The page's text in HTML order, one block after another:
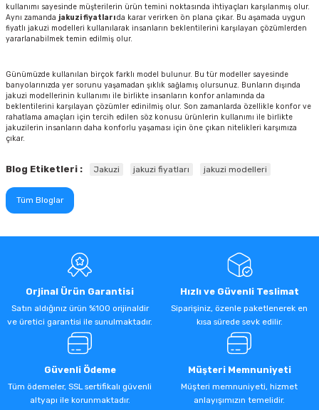
kullanımı sayesinde müşterilerin ürün temini noktasında ihtiyaçları karşılanmış olur.
Aynı zamanda jakuzi fiyatlarıda karar verirken ön plana çıkar. Bu aşamada uygun
fiyatlı jakuzi modelleri kullanılarak insanların beklentilerini karşılayan çözümlerden
yararlanabilmek temin edilmiş olur.
Günümüzde kullanılan birçok farklı model bulunur. Bu tür modeller sayesinde
banyolarınızda yer sorunu yaşamadan şıklık sağlamış olursunuz. Bunların dışında
jakuzi modellerinin kullanımı ile birlikte insanların konfor anlamında da
beklentilerini karşılayan çözümler edinilmiş olur. Son zamanlarda özellikle konfor ve
rahatlama amaçları için tercih edilen söz konusu ürünlerin kullanımı ile birlikte
jakuzilerin insanların daha konforlu yaşaması için öne çıkan nitelikleri karşımıza
çıkar.
Blog Etiketleri : Jakuzi jakuzi fiyatları jakuzi modelleri
Tüm Bloglar
Orjinal Ürün Garantisi
Satın aldığınız ürün %100 orijinaldir
ve üretici garantisi ile sunulmaktadır.
Hızlı ve Güvenli Teslimat
Siparişiniz, özenle paketlenerek en
kısa sürede sevk edilir.
Güvenli Ödeme
Tüm ödemeler, SSL sertifikalı güvenli
altyapı ile korunmaktadır.
Müşteri Memnuniyeti
Müşteri memnuniyeti, hizmet
anlayışımızın temelidir.